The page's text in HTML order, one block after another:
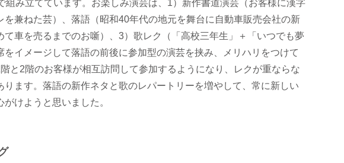
組み立てています。お楽しみ演芸は、1）新作書道演芸（お客様に漢字
を兼ねた芸）、落語（昭和40年代の地元を舞台に自動車販売会社の新
て車を売るまでのお噺）、3）歌レク（「高校三年生」＋「いつでも夢
をイメージして落語の前後に参加型の演芸を挟み、メリハリをつけて
と2階のお客様が相互訪問して参加するようになり、レクが重ならな
ります。落語の新作ネタと歌のレパートリーを増やして、常に新しい
けようと思いました。